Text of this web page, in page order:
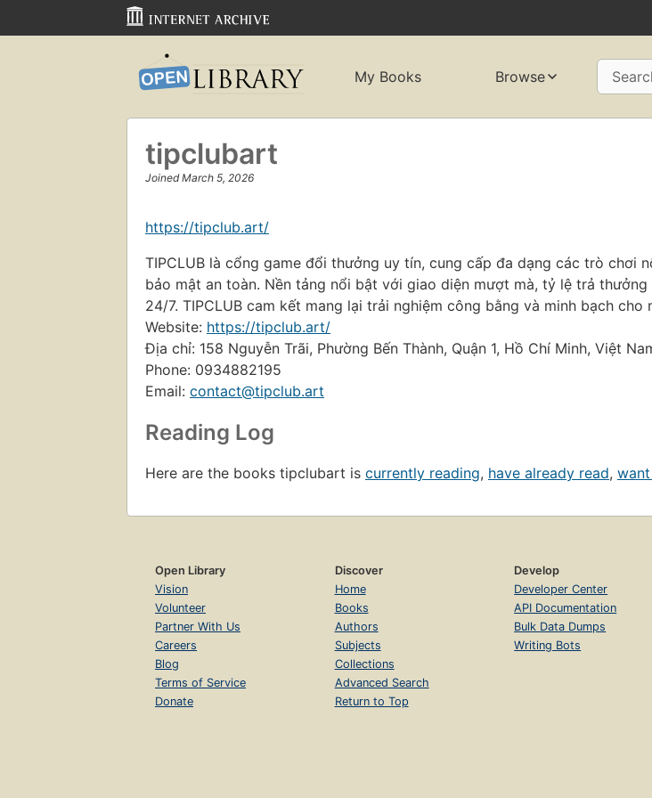
My Books Browse
tipclubart
Joined March 5, 2026
https://tipclub.art/
TIPCLUB là cổng game đổi thưởng uy tín, cung cấp đa dạng các trò chơi
bảo mật an toàn. Nền tảng nổi bật với giao diện mượt mà, tỷ lệ trả
24/7. TIPCLUB cam kết mang lại trải nghiệm công bằng và minh bạch cho
Website: https://tipclub.art/
Địa chỉ: 158 Nguyễn Trãi, Phường Bến Thành, Quận 1, Hồ Chí Minh, Việt
Phone: 0934882195
Email: contact@tipclub.art
Reading Log
Here are the books tipclubart is currently reading, have already read,
Open Library
Vision
Volunteer
Partner With Us
Careers
Blog
Terms of Service
Donate
Discover
Home
Books
Authors
Subjects
Collections
Advanced Search
Return to Top
Develop
Developer Center
API Documentation
Bulk Data Dumps
Writing Bots